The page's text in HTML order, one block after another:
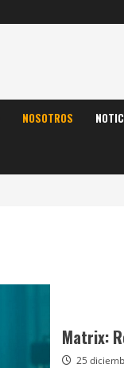
NOSOTROS
Matrix:
25